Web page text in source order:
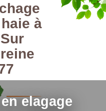
elagage
à